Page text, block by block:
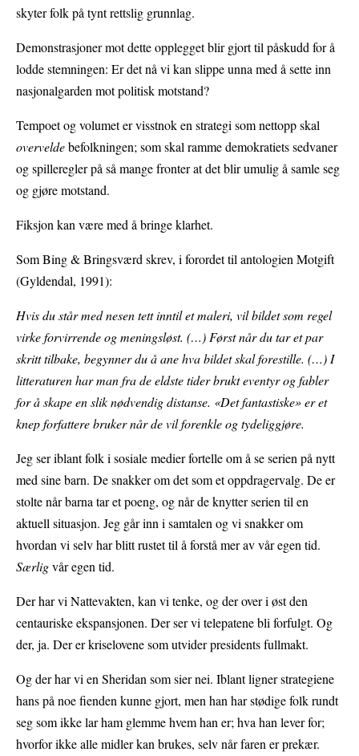
skyter folk på tynt rettslig grunnlag.
Demonstrasjoner mot dette opplegget blir gjort til påskudd for å
lodde stemningen: Er det nå vi kan slippe unna med å sette inn
nasjonalgarden mot politisk motstand?
Tempoet og volumet er visstnok en strategi som nettopp skal
overveldebefolkningen; som skal ramme demokratiets sedvaner
og spilleregler på så mange fronter at det blir umulig å samle seg
og gjøre motstand.
Fiksjon kan være med å bringe klarhet.
Som Bing & Bringsværd skrev, i forordet til antologien Motgift
(Gyldendal, 1991):
Hvis du står med nesen tett inntil et maleri, vil bildet som regel
virke forvirrende og meningsløst. (…) Først når du tar et par
skritt tilbake, begynner du å ane hva bildet skal forestille. (…) I
litteraturen har man fra de eldste tider brukt eventyr og fabler
for å skape en slik nødvendig distanse. «Det fantastiske» er et
knep forfattere bruker når de vil forenkle og tydeliggjøre.
Jeg ser iblant folk i sosiale medier fortelle om å se serien på nytt
med sine barn. De snakker om det som et oppdragervalg. De er
stolte når barna tar et poeng, og når de knytter serien til en
aktuell situasjon. Jeg går inn i samtalen og vi snakker om
hvordan vi selv har blitt rustet til å forstå mer av vår egen tid.
Særligvår egen tid.
Der har vi Nattevakten, kan vi tenke, og der over i øst den
centauriske ekspansjonen. Der ser vi telepatene bli forfulgt. Og
der, ja. Der er kriselovene som utvider presidents fullmakt.
Og der har vi en Sheridan som sier nei. Iblant ligner strategiene
hans på noe fienden kunne gjort, men han har stødige folk rundt
seg som ikke lar ham glemme hvem han er; hva han lever for;
hvorfor ikke alle midler kan brukes, selv når faren er prekær.